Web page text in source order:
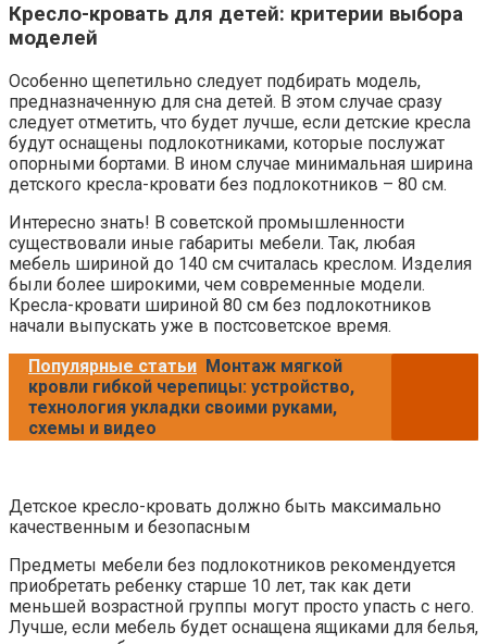
Кресло-кровать для детей: критерии выбора
моделей
Особенно щепетильно следует подбирать модель,
предназначенную для сна детей. В этом случае сразу
следует отметить, что будет лучше, если детские кресла
будут оснащены подлокотниками, которые послужат
опорными бортами. В ином случае минимальная ширина
детского кресла-кровати без подлокотников – 80 см.
Интересно знать! В советской промышленности
существовали иные габариты мебели. Так, любая
мебель шириной до 140 см считалась креслом. Изделия
были более широкими, чем современные модели.
Кресла-кровати шириной 80 см без подлокотников
начали выпускать уже в постсоветское время.
Популярные статьи Монтаж мягкой
кровли гибкой черепицы: устройство,
технология укладки своими руками,
схемы и видео
Детское кресло-кровать должно быть максимально
качественным и безопасным
Предметы мебели без подлокотников рекомендуется
приобретать ребенку старше 10 лет, так как дети
меньшей возрастной группы могут просто упасть с него.
Лучше, если мебель будет оснащена ящиками для белья,